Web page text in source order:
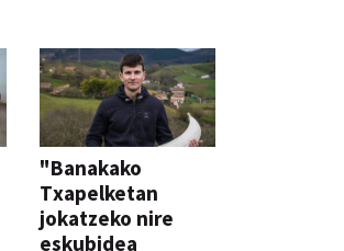
"Banakako
Txapelketan
jokatzeko nire
eskubidea